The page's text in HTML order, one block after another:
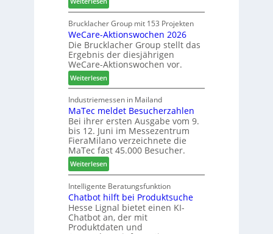
c
h
ä
f
t
s
f
ü
h
r
e
r
h
n
u
n
g
e
n
f
ü
r
P
l
a
n
t
a
g
L
a
m
e
l
l
o
-
F
r
ä
s
e
r
u
n
d
-
V
e
r
Brucklacher Group mit 153 Projekten
WeCare-Aktionswochen 2026
Die Brucklacher Group stellt das
Ergebnis der diesjährigen
WeCare-Aktionswochen vor.
Weiterlesen:
W
e
C
a
r
e
-
A
k
t
i
o
n
s
Industriemessen in Mailand
MaTec meldet Besucherzahlen
Bei ihrer ersten Ausgabe vom 9.
bis 12. Juni im Messezentrum
FieraMilano verzeichnete die
MaTec fast 45.000 Besucher.
Weiterlesen:
M
a
T
e
c
m
Intelligente Beratungsfunktion
Chatbot hilft bei Produktsuche
Hesse Lignal bietet einen KI-
Chatbot an, der mit
Produktdaten und